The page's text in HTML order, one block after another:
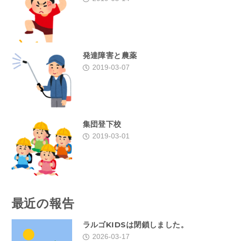
発達障害と農薬
2019-03-07
集団登下校
2019-03-01
最近の報告
ラルゴKIDSは閉鎖しました。
2026-03-17